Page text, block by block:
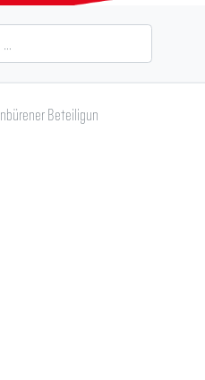
Beteiligung gestartet